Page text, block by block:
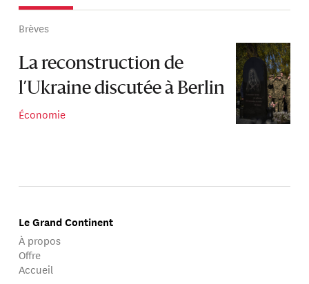
Brèves
La reconstruction de
l’Ukraine discutée à Berlin
Économie
Le Grand Continent
À propos
Offre
Accueil